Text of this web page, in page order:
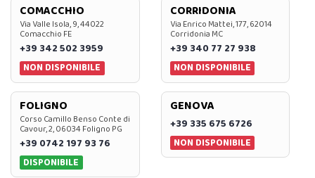
COMACCHIO
Via Valle Isola, 9, 44022
Comacchio FE
+39 342 502 3959
NON DISPONIBILE
CORRIDONIA
Via Enrico Mattei, 177, 62014
Corridonia MC
+39 340 77 27 938
NON DISPONIBILE
FOLIGNO
Corso Camillo Benso Conte di
Cavour, 2, 06034 Foligno PG
+39 0742 197 93 76
DISPONIBILE
GENOVA
+39 335 675 6726
NON DISPONIBILE